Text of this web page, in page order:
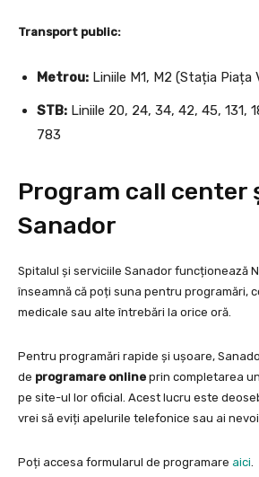
Transport public:
Metrou: Liniile M1, M2 (Stația Piața
STB: Liniile 20, 24, 34, 42, 45, 131,
783
Program call center
Sanador
Spitalul și serviciile Sanador funcționează
înseamnă că poți suna pentru programări,
medicale sau alte întrebări la orice oră.
Pentru programări rapide și ușoare,
de programare online prin completarea
pe site-ul lor oficial. Acest lucru este
vrei să eviți apelurile telefonice sau ai
Poți accesa formularul de programare aici.